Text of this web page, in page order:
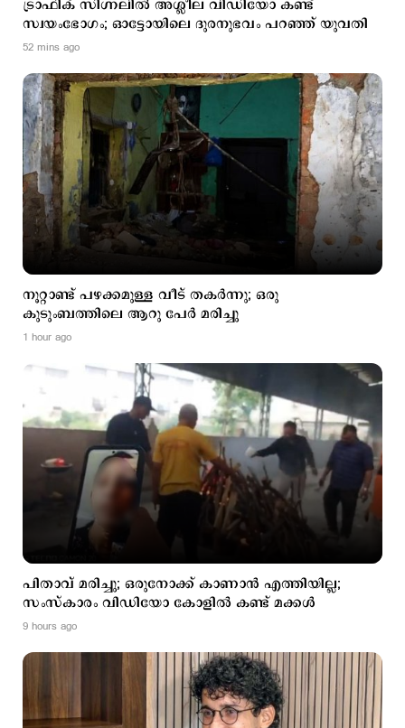
ട്രാഫിക് സിഗ്നലില്‍ അശ്ലീല വിഡിയോ കണ്ട്
സ്വയംഭോഗം; ഓട്ടോയിലെ ദുരനുഭവം പറഞ്ഞ് യുവതി
52 mins ago
നൂറ്റാണ്ട് പഴക്കമുള്ള വീട് തകര്‍ന്നു; ഒരു
കുടുംബത്തിലെ ആറു പേർ മരിച്ചു
1 hour ago
പിതാവ് മരിച്ചു; ഒരുനോക്ക് കാണാന്‍ എത്തിയില്ല;
സംസ്കാരം വിഡിയോ കോളില്‍ കണ്ട് മക്കള്‍
9 hours ago